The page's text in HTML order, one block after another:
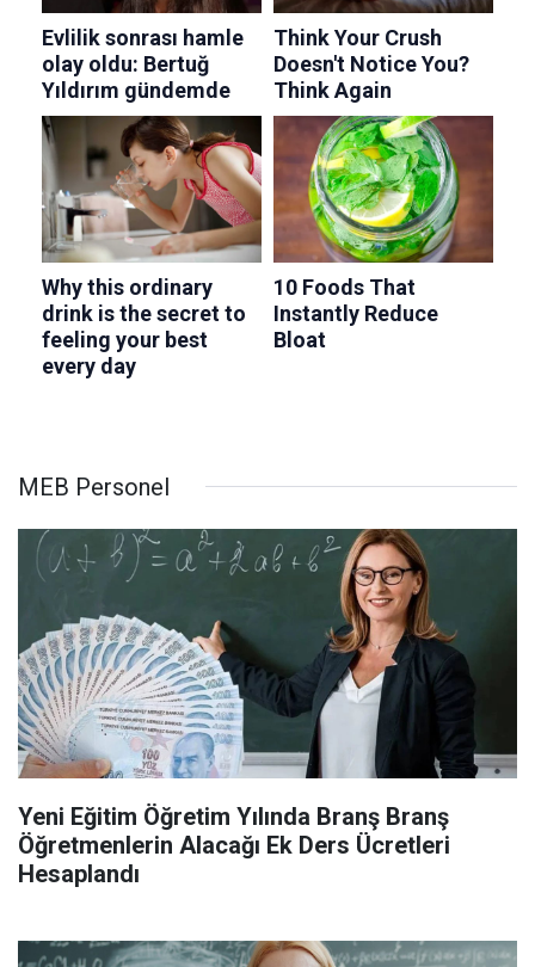
MEB Personel
Yeni Eğitim Öğretim Yılında Branş Branş
Öğretmenlerin Alacağı Ek Ders Ücretleri
Hesaplandı